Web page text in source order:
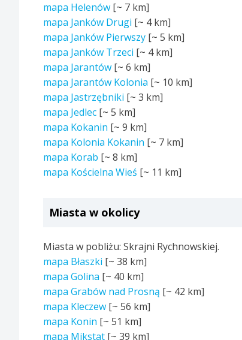
mapa Helenów [~ 7 km]
mapa Janków Drugi [~ 4 km]
mapa Janków Pierwszy [~ 5 km]
mapa Janków Trzeci [~ 4 km]
mapa Jarantów [~ 6 km]
mapa Jarantów Kolonia [~ 10 km]
mapa Jastrzębniki [~ 3 km]
mapa Jedlec [~ 5 km]
mapa Kokanin [~ 9 km]
mapa Kolonia Kokanin [~ 7 km]
mapa Korab [~ 8 km]
mapa Kościelna Wieś [~ 11 km]
Miasta w okolicy
Miasta w pobliżu: Skrajni Rychnowskiej.
mapa Błaszki [~ 38 km]
mapa Golina [~ 40 km]
mapa Grabów nad Prosną [~ 42 km]
mapa Kleczew [~ 56 km]
mapa Konin [~ 51 km]
mapa Mikstat [~ 39 km]